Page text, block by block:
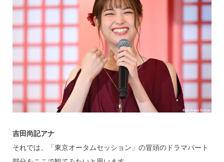
吉田尚記アナ
それでは、「東京オータムセッション」の冒頭のドラマパート